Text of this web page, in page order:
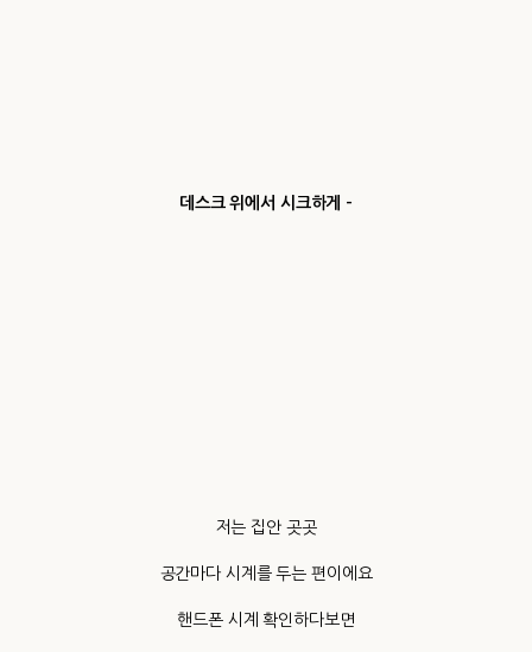
데스크 위에서 시크하게 -
저는 집안 곳곳
공간마다 시계를 두는 편이에요
핸드폰 시계 확인하다보면